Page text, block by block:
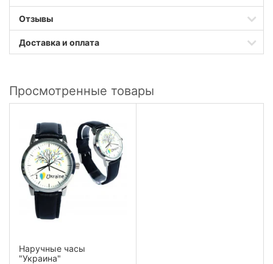
Отзывы
Доставка и оплата
Просмотренные товары
Наручные часы
"Украина"